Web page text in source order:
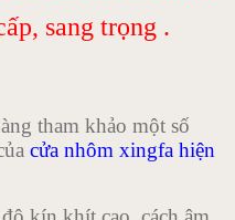
sang trọng .
tham khảo một số
cửa nhôm xingfa hiện